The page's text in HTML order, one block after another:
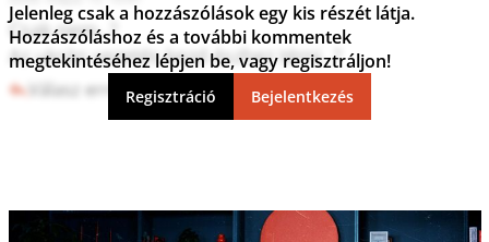
Csak nem..?
Az ukrán vezetés kezd észhez térni..?
Válasz erre 0 1
Jelenleg csak a hozzászólások egy kis részét látja.
Hozzászóláshoz és a további kommentek
megtekintéséhez lépjen be, vagy regisztráljon!
Regisztráció Bejelentkezés